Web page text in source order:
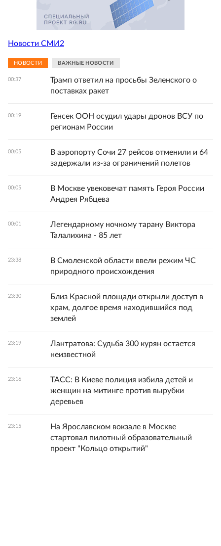
Новости СМИ2
НОВОСТИ ВАЖНЫЕ НОВОСТИ
00:37
Трамп ответил на просьбы Зеленского о
поставках ракет
00:19
Генсек ООН осудил удары дронов ВСУ по
регионам России
00:05
В аэропорту Сочи 27 рейсов отменили и 64
задержали из-за ограничений полетов
00:05
В Москве увековечат память Героя России
Андрея Рябцева
00:01
Легендарному ночному тарану Виктора
Талалихина - 85 лет
23:38
В Смоленской области ввели режим ЧС
природного происхождения
23:30
Близ Красной площади открыли доступ в
храм, долгое время находившийся под
землей
23:19
Лантратова: Судьба 300 курян остается
неизвестной
23:16
ТАСС: В Киеве полиция избила детей и
женщин на митинге против вырубки
деревьев
23:15
На Ярославском вокзале в Москве
стартовал пилотный образовательный
проект "Кольцо открытий"